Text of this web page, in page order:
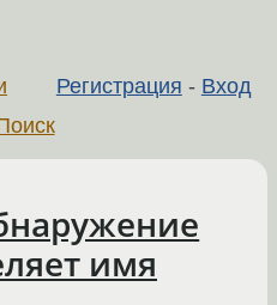
Регистрация - Вход
имя